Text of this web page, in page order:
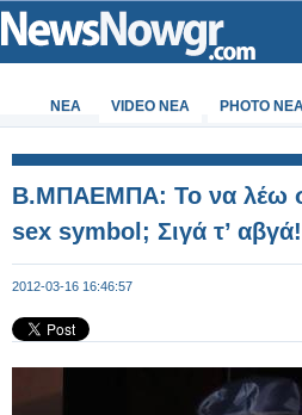
ΝΕΑ VIDEO NEA PHOTO
B.MΠΑΕΜΠΑ: Το να λέω
sex symbol; Σιγά τ’ αβγά!
2012-03-16 16:46:57